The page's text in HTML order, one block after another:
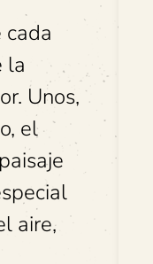
la
Unos,
el
aire,